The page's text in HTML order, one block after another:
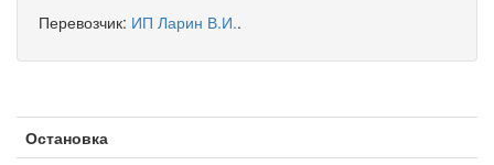
Перевозчик: ИП Ларин В.И..
Остановка